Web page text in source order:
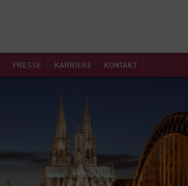
PRESSE KARRIERE KONTAKT